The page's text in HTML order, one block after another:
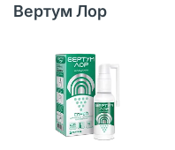
Вертум Лор